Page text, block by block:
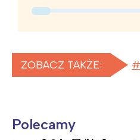
ZOBACZ TAKŻE:
Polecamy